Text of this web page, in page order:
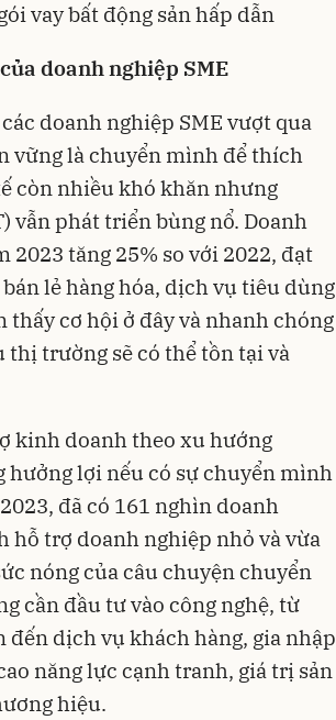
vay bất động sản hấp dẫn
của doanh nghiệp SME
doanh nghiệp SME vượt qua
vững là chuyển mình để thích
còn nhiều khó khăn nhưng
vẫn phát triển bùng nổ. Doanh
tăng 25% so với 2022, đạt
lẻ hàng hóa, dịch vụ tiêu dùng
cơ hội ở đây và nhanh chóng
trường sẽ có thể tồn tại và
kinh doanh theo xu hướng
hưởng lợi nếu có sự chuyển mình
đã có 161 nghìn doanh
hỗ trợ doanh nghiệp nhỏ và vừa
nóng của câu chuyện chuyển
cần đầu tư vào công nghệ, từ
dịch vụ khách hàng, gia nhập
năng lực cạnh tranh, giá trị sản
hiệu.